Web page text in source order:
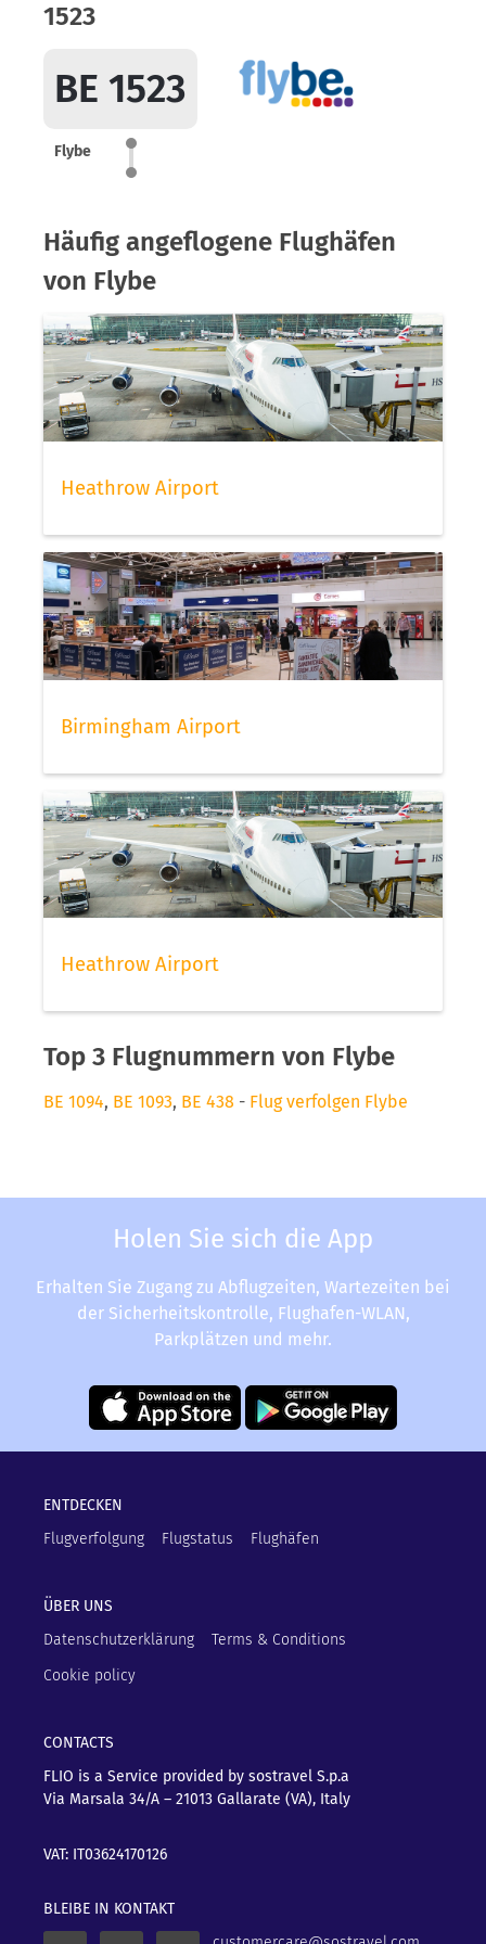
1523
BE 1523
Flybe
Häufig angeflogene Flughäfen
von Flybe
Heathrow Airport
Birmingham Airport
Heathrow Airport
Top 3 Flugnummern von Flybe
BE 1094, BE 1093, BE 438 - Flug verfolgen Flybe
Holen Sie sich die App
Erhalten Sie Zugang zu Abflugzeiten, Wartezeiten bei
der Sicherheitskontrolle, Flughafen-WLAN,
Parkplätzen und mehr.
ENTDECKEN
Flugverfolgung
Flugstatus Flughäfen
ÜBER UNS
Datenschutzerklärung
Terms & Conditions
Cookie policy
CONTACTS
FLIO is a Service provided by sostravel S.p.a
Via Marsala 34/A – 21013 Gallarate (VA), Italy
VAT: IT03624170126
BLEIBE IN KONTAKT